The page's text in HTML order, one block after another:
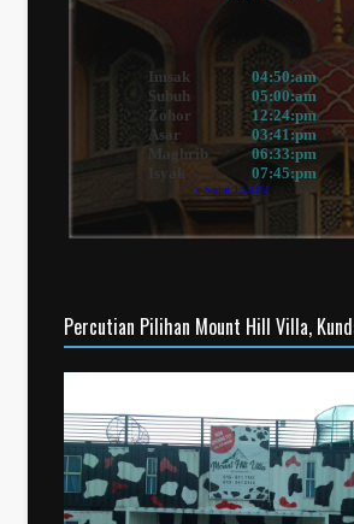
Percutian Pilihan Mount Hill Villa,